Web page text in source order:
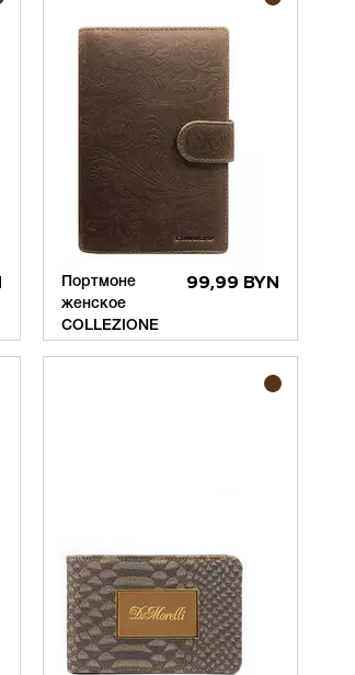
Портмоне
женское
COLLEZIONE
99,99 BYN